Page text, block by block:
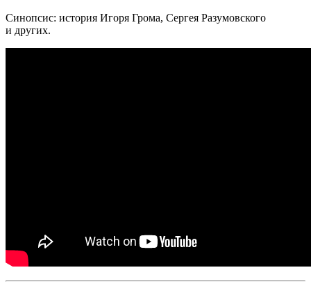
Синопсис: история Игоря Грома, Сергея Разумовского
и других.